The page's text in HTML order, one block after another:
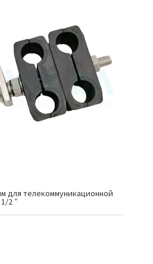
для телекоммуникационной
2 ″